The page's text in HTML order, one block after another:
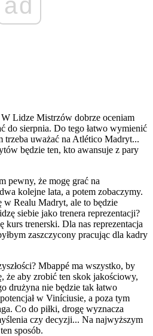
ad
Lidze Mistrzów dobrze oceniam
do sierpnia. Do tego łatwo wymienić
trzeba uważać na Atlético Madryt...
będzie ten, kto awansuje z pary
pewny, że mogę grać na
kolejne lata, a potem zobaczymy.
w Realu Madryt, ale to będzie
siebie jako trenera reprezentacji?
kurs trenerski. Dla nas reprezentacja
zaszczycony pracując dla kadry
Mbappé ma wszystko, by
że aby zrobić ten skok jakościowy,
drużyna nie będzie tak łatwo
w Viníciusie, a poza tym
Co do piłki, drogę wyznacza
czy decyzji... Na najwyższym
sposób.